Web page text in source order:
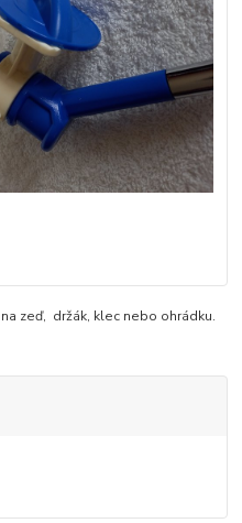
zeď, držák, klec nebo ohrádku.